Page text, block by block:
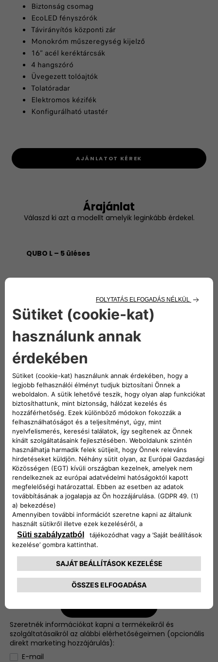
Biztonság csomag
EcoLED fényszórók
Távirányítós központi zár
Monokróm műszeregység kijelző
16” acél keréktárcsák
4 hangszóró
Üvegezett tolóajtók
Tolatóradar
Elektromos kézifék
Konfigurálható utastér
AJÁNLATOT KÉREK